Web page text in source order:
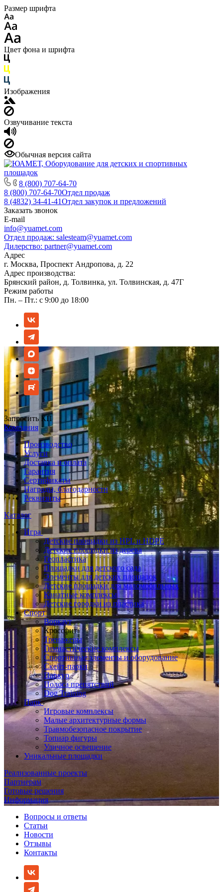
Размер шрифта
Цвет фона и шрифта
Изображения
Озвучивание текста
Обычная версия сайта
8 (800) 707-64-70
8 (800) 707-64-70Отдел продаж
8 (4832) 34-41-41Отдел закупок и предложений
Заказать звонок
E-mail
info@yuamet.com
Отдел продаж: salesteam@yuamet.com
Дилерство: partner@yuamet.com
Адрес
г. Москва, Проспект Андропова, д. 22
Адрес производства:
Брянский район, д. Толвинка, ул. Толвинская, д. 47Г
Режим работы
Пн. – Пт.: с 9:00 до 18:00
Запросить КП
Компания
Производство
Услуги
Доставка и оплата
Гарантия
Сертификаты
Награды, благодарности
Реквизиты
Каталог
Игра
Детские площадки из HPL и HDPE
Детские площадки из дерева
Геопластика
Площадки для детского сада
Элементы для детских площадок
Детские площадки для маломобильных
Канатные комплексы
Детские городки из пластика
Спорт
Воркаут
Кроссфит
Тренажеры
Гимнастические комплексы
Спортивные элементы и оборудование
Скейт-парки
Паркур
Полоса препятствий
Dog Training
Парк
Игровые комплексы
Малые архитектурные формы
Травмобезопасное покрытие
Топиар фигуры
Уличное освещение
Уникальные площадки
Реализованные проекты
Партнерам
Готовые решения
Информация
Вопросы и ответы
Статьи
Новости
Отзывы
Контакты